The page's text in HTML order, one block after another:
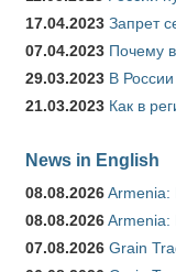
17.04.2023 Запрет
07.04.2023 Почему
29.03.2023 В
21.03.2023 Как в
News in English
08.08.2026Armenia:
08.08.2026Armenia:
07.08.2026 Grain